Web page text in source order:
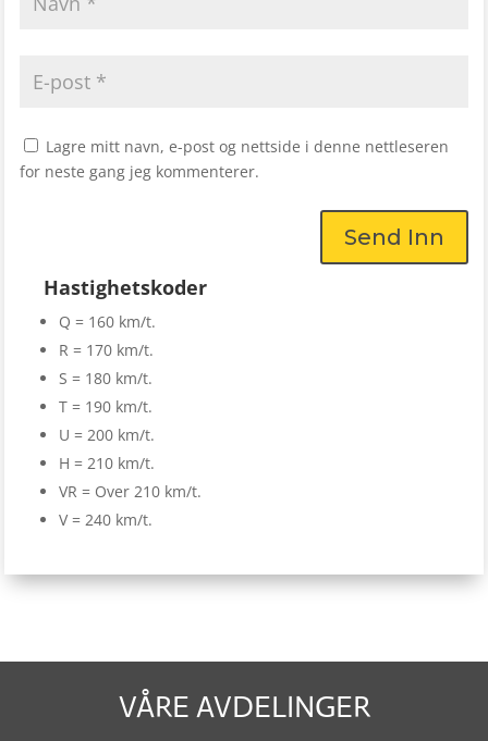
Lagre mitt navn, e-post og nettside i denne nettleseren
for neste gang jeg kommenterer.
Send Inn
Hastighetskoder
Q = 160 km/t.
R = 170 km/t.
S = 180 km/t.
T = 190 km/t.
U = 200 km/t.
H = 210 km/t.
VR = Over 210 km/t.
V = 240 km/t.
VÅRE AVDELINGER